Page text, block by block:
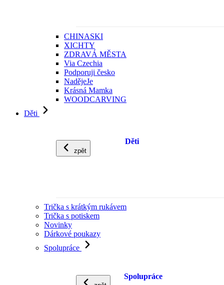
CHINASKI
XICHTY
ZDRAVÁ MĚSTA
Via Czechia
Podporuji česko
NadějeJe
Krásná Mamka
WOODCARVING
Děti
zpět
Děti
Trička s krátkým rukávem
Trička s potiskem
Novinky
Dárkové poukazy
Spolupráce
Spolupráce